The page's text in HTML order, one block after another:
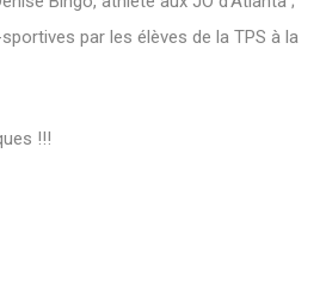
par les élèves de la TPS à la
!!!